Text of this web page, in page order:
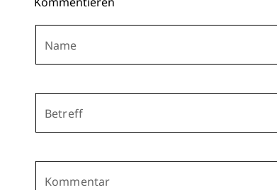
Name
Betreff
Kommentar